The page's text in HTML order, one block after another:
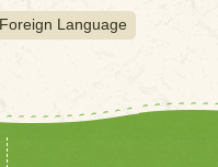
Foreign Language